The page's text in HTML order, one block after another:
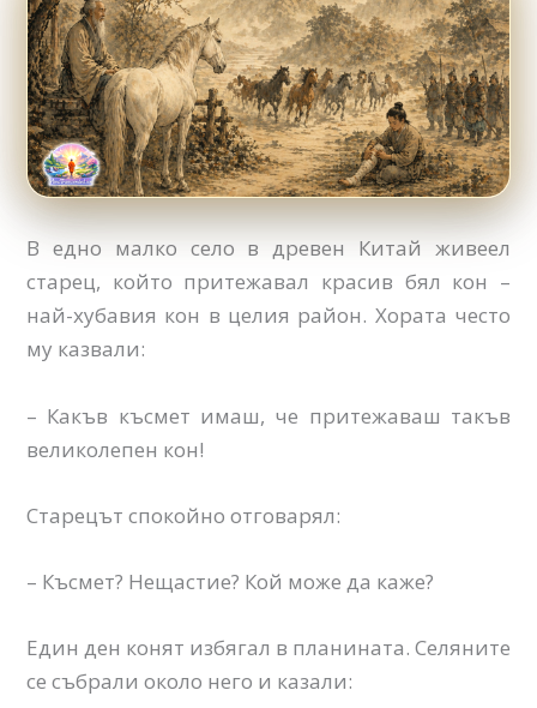
В едно малко село в древен Китай живеел
старец, който притежавал красив бял кон –
най-хубавия кон в целия район. Хората често
му казвали:
– Какъв късмет имаш, че притежаваш такъв
великолепен кон!
Старецът спокойно отговарял:
– Късмет? Нещастие? Кой може да каже?
Един ден конят избягал в планината. Селяните
се събрали около него и казали: